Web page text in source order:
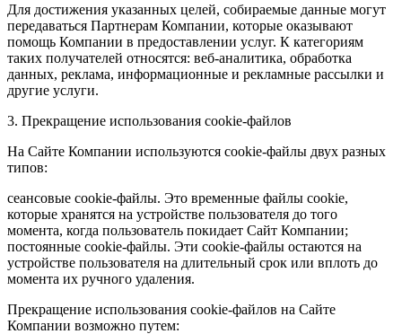
Для достижения указанных целей, собираемые данные могут
передаваться Партнерам Компании, которые оказывают
помощь Компании в предоставлении услуг. К категориям
таких получателей относятся: веб-аналитика, обработка
данных, реклама, информационные и рекламные рассылки и
другие услуги.
3. Прекращение использования cookie-файлов
На Сайте Компании используются cookie-файлы двух разных
типов:
сеансовые cookie-файлы. Это временные файлы cookie,
которые хранятся на устройстве пользователя до того
момента, когда пользователь покидает Сайт Компании;
постоянные cookie-файлы. Эти cookie-файлы остаются на
устройстве пользователя на длительный срок или вплоть до
момента их ручного удаления.
Прекращение использования cookie-файлов на Сайте
Компании возможно путем: